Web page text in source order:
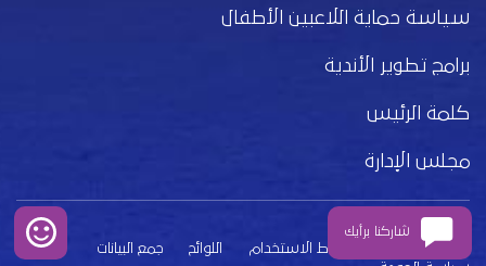
سياسة حماية اللاعبين الأطفال
برامج تطوير الأندية
كلمة الرئيس
مجلس الإدارة
بيان الخصوصية شروط الاستخدام اللوائح
جمع البيانات
شاركنا برأيك